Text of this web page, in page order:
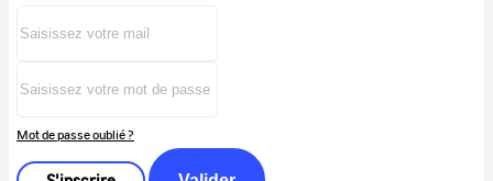
Mot de passe oublié ?